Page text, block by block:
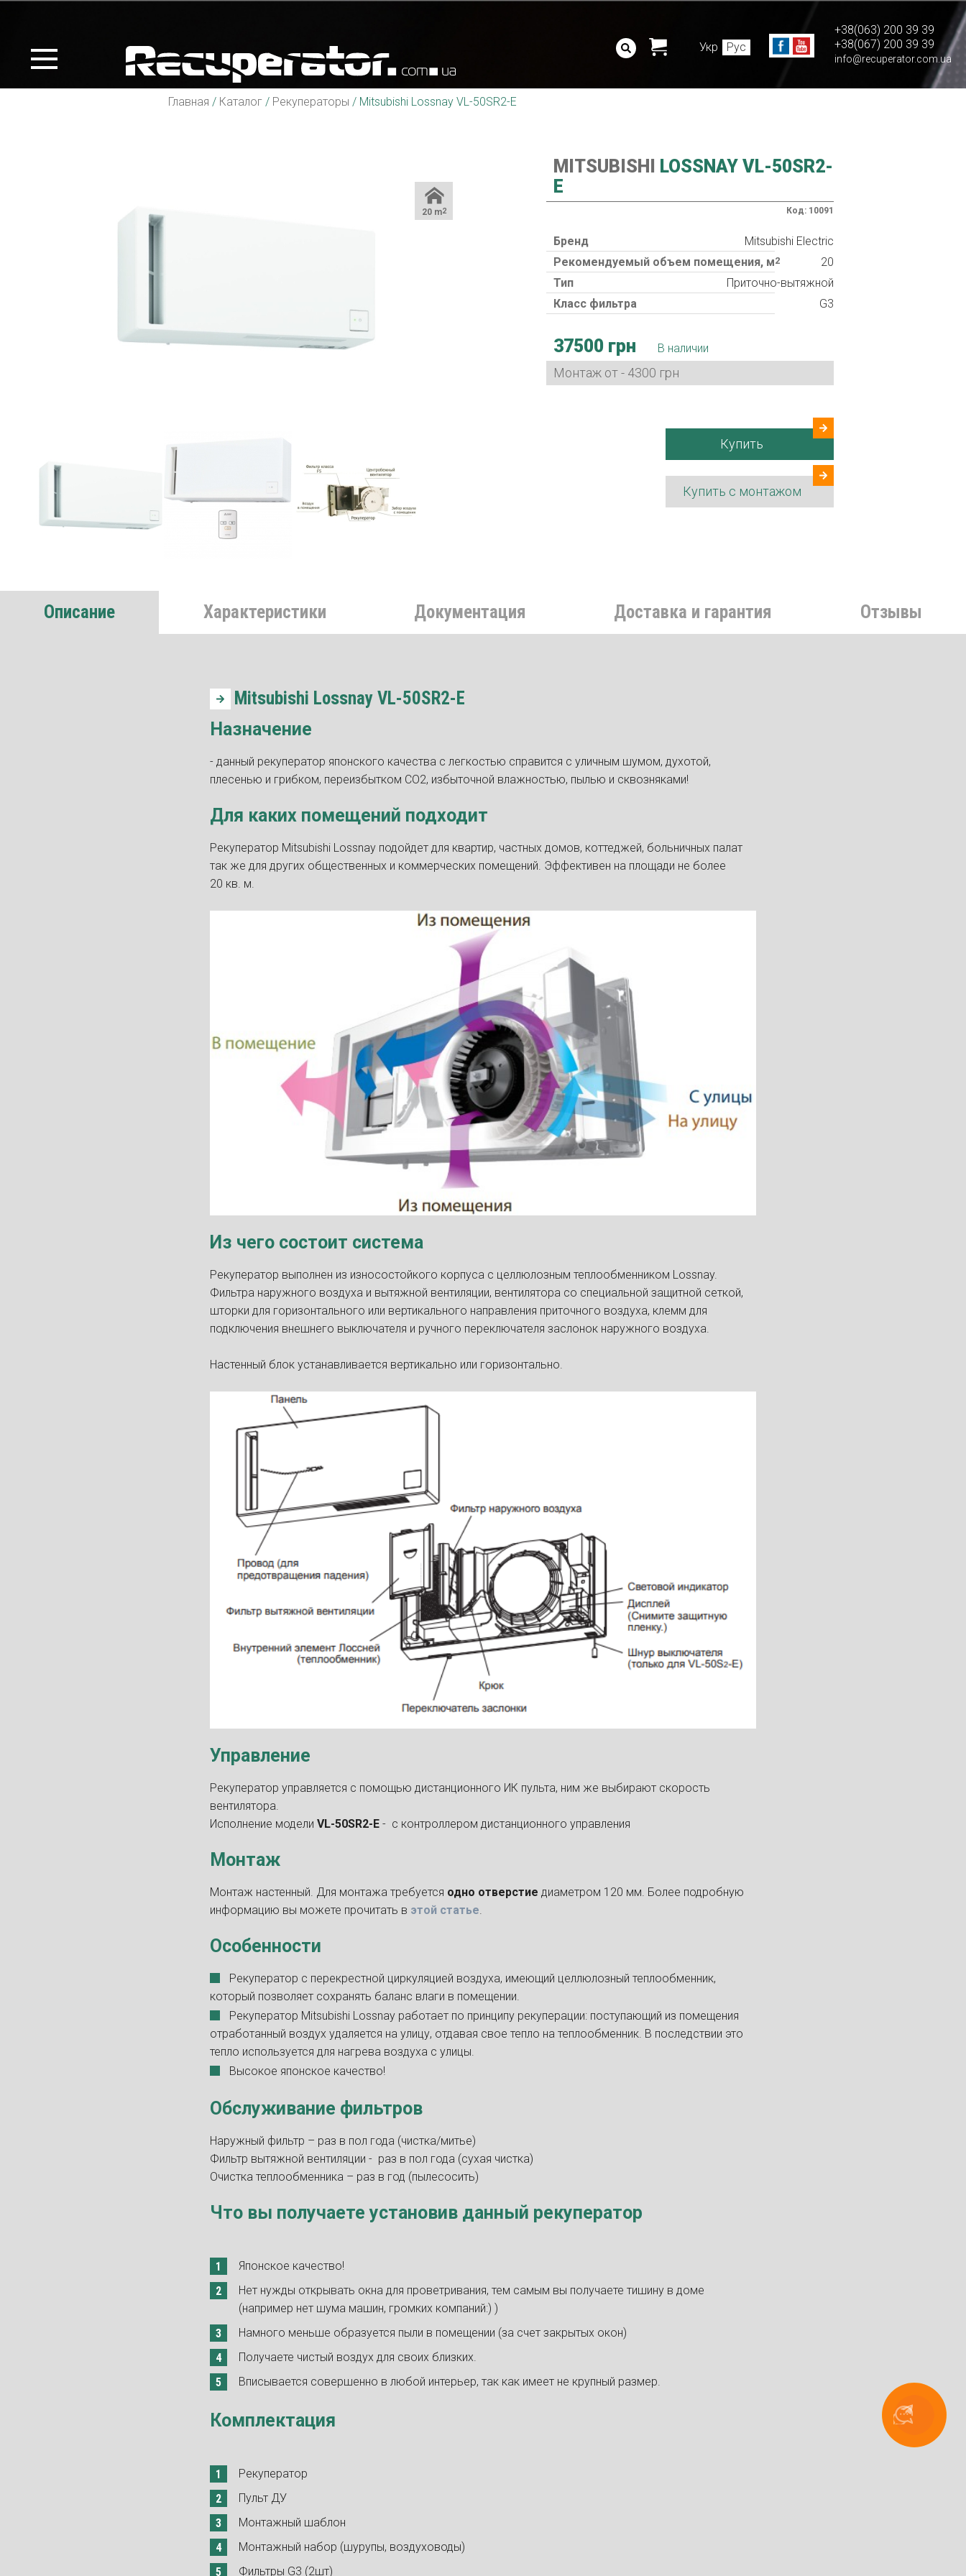
Укр Рус
+38(063) 200 39 39
+38(067) 200 39 39
info@recuperator.com.ua
Главная / Каталог / Рекуператоры / Mitsubishi Lossnay VL-50SR2-E
20 m2
MITSUBISHI
LOSSNAY VL-50SR2-
E
Код: 10091
Бренд
Mitsubishi Electric
Рекомендуемый объем помещения, м2
20
Тип
Приточно-вытяжной
Класс фильтра
G3
37500 грн В наличии
Монтаж от - 4300 грн
Купить
Купить с монтажом
Описание Характеристики Документация Доставка и гарантия Отзывы
Mitsubishi Lossnay VL-50SR2-E
Назначение
- данный рекуператор японского качества с легкостью справится с уличным шумом, духотой,
плесенью и грибком, переизбытком СО2, избыточной влажностью, пылью и сквозняками!
Для каких помещений подходит
Рекуператор Mitsubishi Lossnay подойдет для квартир, частных домов, коттеджей, больничных палат
так же для других общественных и коммерческих помещений. Эффективен на площади не более
20 кв. м.
Из чего состоит система
Рекуператор выполнен из износостойкого корпуса с целлюлозным теплообменником Lossnay.
Фильтра наружного воздуха и вытяжной вентиляции, вентилятора со специальной защитной сеткой,
шторки для горизонтального или вертикального направления приточного воздуха, клемм для
подключения внешнего выключателя и ручного переключателя заслонок наружного воздуха.
Настенный блок устанавливается вертикально или горизонтально.
Управление
Рекуператор управляется с помощью дистанционного ИК пульта, ним же выбирают скорость
вентилятора.
Исполнение модели VL-50SR2-E - с контроллером дистанционного управления
Монтаж
Монтаж настенный. Для монтажа требуется одно отверстие диаметром 120 мм. Более подробную
информацию вы можете прочитать в этой статье
Особенности
Рекуператор с перекрестной циркуляцией воздуха, имеющий целлюлозный теплообменник,
который позволяет сохранять баланс влаги в помещении.
Рекуператор Mitsubishi Lossnay работает по принципу рекуперации: поступающий из помещения
отработанный воздух удаляется на улицу, отдавая свое тепло на теплообменник. В последствии это
тепло используется для нагрева воздуха с улицы.
Высокое японское качество!
Обслуживание фильтров
Наружный фильтр – раз в пол года (чистка/митье)
Фильтр вытяжной вентиляции - раз в пол года (сухая чистка)
Очистка теплообменника – раз в год (пылесосить)
Что вы получаете установив данный рекуператор
Японское качество!
Нет нужды открывать окна для проветривания, тем самым вы получаете тишину в доме
(например нет шума машин, громких компаний:) )
Намного меньше образуется пыли в помещении (за счет закрытых окон)
Получаете чистый воздух для своих близких.
Вписывается совершенно в любой интерьер, так как имеет не крупный размер.
Комплектация
Рекуператор
Пульт ДУ
Монтажный шаблон
Монтажный набор (шурупы, воздуховоды)
Фильтры G3 (2шт)